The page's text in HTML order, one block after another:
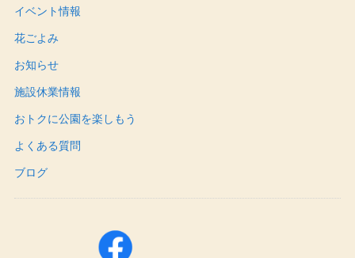
イベント情報
花ごよみ
お知らせ
施設休業情報
おトクに公園を楽しもう
よくある質問
ブログ